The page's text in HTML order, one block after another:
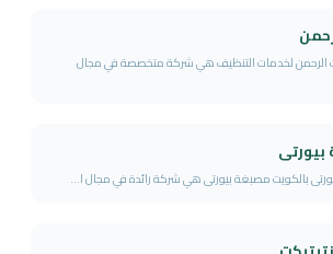
الرحمن لخدمات التنظيف هي شركة متخصصة في مجال
بالكويت مصبغة بيورتى هي شركة رائدة في مجال ا...